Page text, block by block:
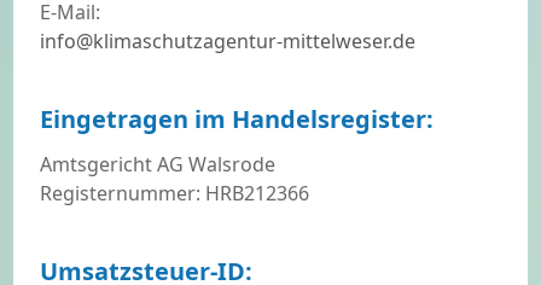
E-Mail:
info@klimaschutzagentur-mittelweser.de
Eingetragen im Handelsregister:
Amtsgericht AG Walsrode
Registernummer: HRB212366
Umsatzsteuer-ID: